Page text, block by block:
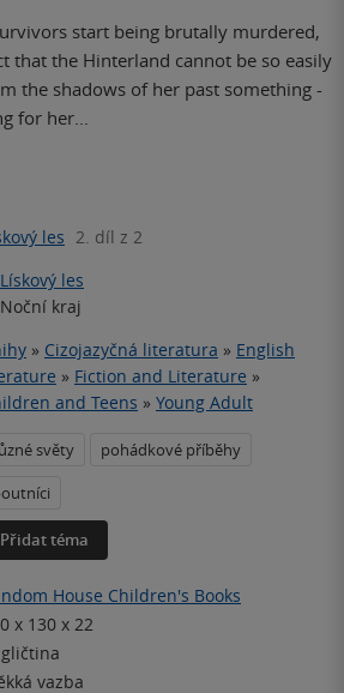
start being brutally murdered,
that the Hinterland cannot be so easily
the shadows of her past something -
for her...
les 2. díl z 2
Lískový les
Noční kraj
» Cizojazyčná literatura » English
» Fiction and Literature »
and Teens » Young Adult
světy
pohádkové příběhy
Přidat téma
House Children's Books
x 130 x 22
vazba